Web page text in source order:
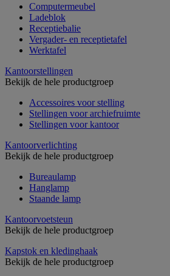
Computermeubel
Ladeblok
Receptiebalie
Vergader- en receptietafel
Werktafel
Kantoorstellingen
Bekijk de hele productgroep
Accessoires voor stelling
Stellingen voor archiefruimte
Stellingen voor kantoor
Kantoorverlichting
Bekijk de hele productgroep
Bureaulamp
Hanglamp
Staande lamp
Kantoorvoetsteun
Bekijk de hele productgroep
Kapstok en kledinghaak
Bekijk de hele productgroep